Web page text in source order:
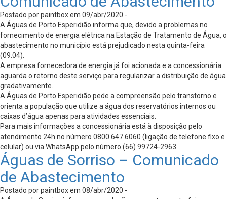
Postado por paintbox em 09/abr/2020 -
A Águas de Porto Esperidião informa que, devido a problemas no
fornecimento de energia elétrica na Estação de Tratamento de Água, o
abastecimento no município está prejudicado nesta quinta-feira
(09.04).
A empresa fornecedora de energia já foi acionada e a concessionária
aguarda o retorno deste serviço para regularizar a distribuição de água
gradativamente.
A Águas de Porto Esperidião pede a compreensão pelo transtorno e
orienta a população que utilize a água dos reservatórios internos ou
caixas d’água apenas para atividades essenciais.
Para mais informações a concessionária está à disposição pelo
atendimento 24h no número 0800 647 6060 (ligação de telefone fixo e
celular) ou via WhatsApp pelo número (66) 99724-2963.
Águas de Sorriso – Comunicado
de Abastecimento
Postado por paintbox em 08/abr/2020 -